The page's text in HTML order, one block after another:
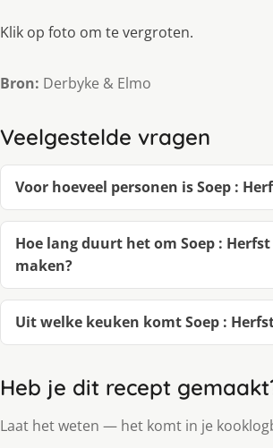
Klik op foto om te vergroten.
Bron: Derbyke & Elmo
Veelgestelde vragen
Voor hoeveel personen is Soep :
Hoe lang duurt het om Soep :
maken?
Uit welke keuken komt Soep :
Heb je dit recept
Laat het weten — het komt in je